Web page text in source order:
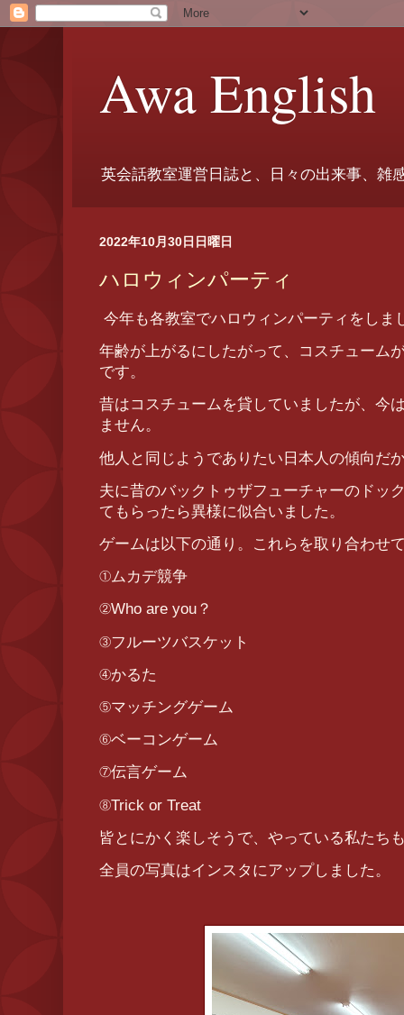
Awa English
英会話教室運営日誌と、日々の出来事、雑
2022年10月30日日曜日
ハロウィンパーティ
今年も各教室でハロウィンパーティをしま
年齢が上がるにしたがって、コスチューム
です。
昔はコスチュームを貸していましたが、今
ません。
他人と同じようでありたい日本人の傾向だ
夫に昔のバックトゥザフューチャーのドッ
てもらったら異様に似合いました。
ゲームは以下の通り。これらを取り合わせ
①ムカデ競争
②Who are you？
③フルーツバスケット
④かるた
⑤マッチングゲーム
⑥ベーコンゲーム
⑦伝言ゲーム
⑧Trick or Treat
皆とにかく楽しそうで、やっている私たち
全員の写真はインスタにアップしました。